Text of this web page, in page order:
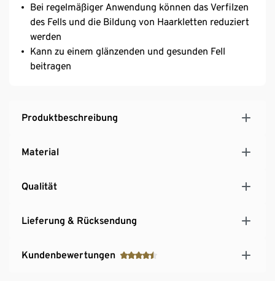
Bei regelmäßiger Anwendung können das Verfilzen
des Fells und die Bildung von Haarkletten reduziert
werden
Kann zu einem glänzenden und gesunden Fell
beitragen
Produktbeschreibung
Material
Qualität
Lieferung & Rücksendung
Kundenbewertungen